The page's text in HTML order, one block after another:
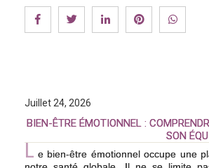
Juillet 24, 2026
BIEN-ÊTRE ÉMOTIONNEL :
SON
L e bien-être émotionnel occupe une